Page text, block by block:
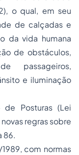
o qual, em seu
de calçadas e
da vida humana
de obstáculos,
passageiros,
e iluminação
de Posturas (Lei
regras sobre
86.
com normas